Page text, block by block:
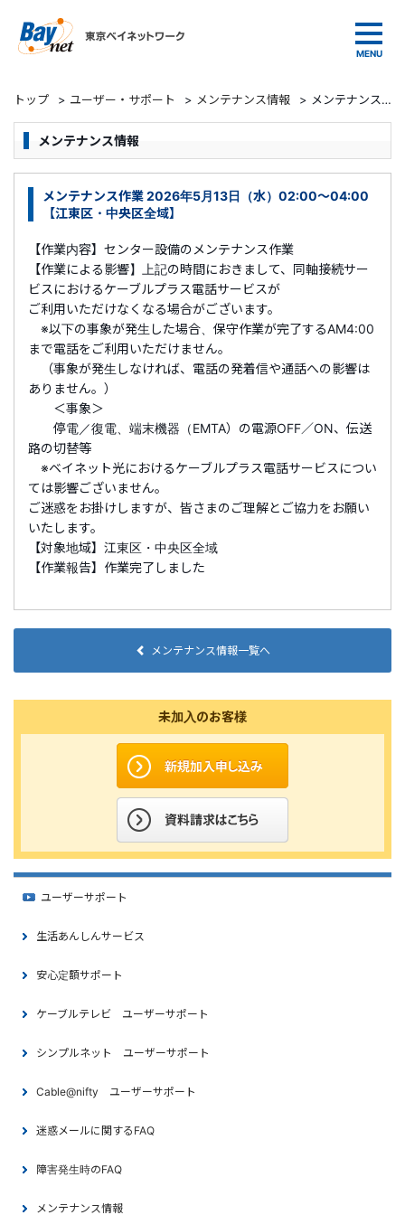
トップ > ユーザー・サポート > メンテナンス情報 > メンテナンス作業 2026年5月13日（水）02:00～04:00 【江東区・中央区全域】
メンテナンス情報
メンテナンス作業 2026年5月13日（水）02:00～04:00
【江東区・中央区全域】
【作業内容】センター設備のメンテナンス作業
【作業による影響】上記の時間におきまして、同軸接続サー
ビスにおけるケーブルプラス電話サービスが
ご利用いただけなくなる場合がございます。
※以下の事象が発生した場合、保守作業が完了するAM4:00
まで電話をご利用いただけません。
（事象が発生しなければ、電話の発着信や通話への影響は
ありません。）
＜事象＞
停電／復電、端末機器（EMTA）の電源OFF／ON、伝送
路の切替等
※ベイネット光におけるケーブルプラス電話サービスについ
ては影響ございません。
ご迷惑をお掛けしますが、皆さまのご理解とご協力をお願い
いたします。
【対象地域】江東区・中央区全域
【作業報告】 作業完了しました
メンテナンス情報一覧へ
未加入のお客様
ユーザーサポート
生活あんしんサービス
安心定額サポート
ケーブルテレビ ユーザーサポート
シンプルネット ユーザーサポート
Cable@nifty ユーザーサポート
迷惑メールに関するFAQ
障害発生時のFAQ
メンテナンス情報